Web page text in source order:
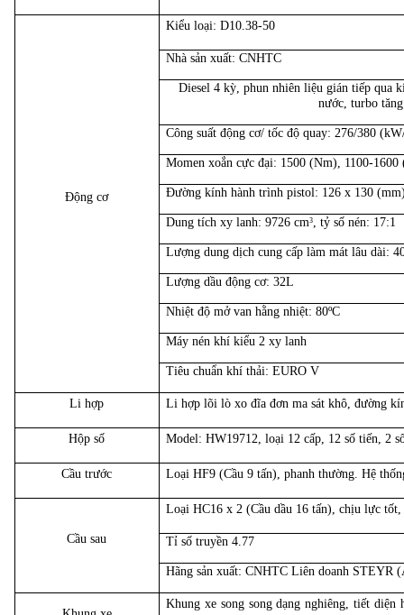
Động cơ
Kiểu loại: D10.38-50
Nhà sản xuất: CNHTC
Diesel 4 kỳ, phun nhiên liệu gián tiếp qua
nước, turbo
Công suất động cơ/ tốc độ quay: 276/380
Momen xoắn cực đại: 1500 (Nm), 1100-1600
Đường kính hành trình pistol: 126 x 130
Dung tích xy lanh: 9726 cm3, tỷ số nén: 17:1
Lượng dung dịch cung cấp làm mát lâu dài:
Lượng dầu động cơ: 32L
Nhiệt độ mở van hằng nhiệt: 80ºC
Máy nén khí kiểu 2 xy lanh
Tiêu chuẩn khí thải: EURO V
Li hợp Li hợp lõi lò xo đĩa đơn ma sát khô, đường
Hộp số Model: HW19712, loại 12 cấp, 12 số tiến, 2
Cầu trước Loại HF9 (Cầu 9 tấn), phanh thường. Hệ
Cầu sau
Loại HC16 x 2 (Cầu dầu 16 tấn), chịu lực
Tỉ số truyền 4.77
Hãng sản xuất: CNHTC Liên doanh STEYR
Khung xe song song dạng nghiêng, tiết diện